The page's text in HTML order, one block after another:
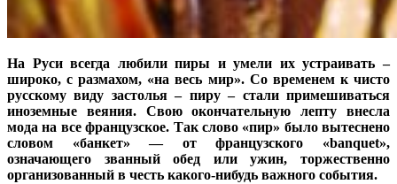
На Руси всегда любили пиры и умели их устраивать –
широко, с размахом, «на весь мир». Со временем к чисто
русскому виду застолья – пиру – стали примешиваться
иноземные веяния. Свою окончательную лепту внесла
мода на все французское. Так слово «пир» было вытеснено
словом «банкет» — от французского «banquet»,
означающего званный обед или ужин, торжественно
организованный в честь какого-нибудь важного события.